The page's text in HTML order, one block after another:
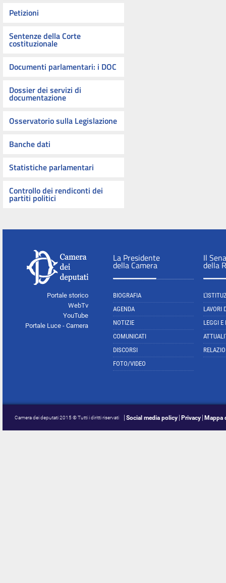
Petizioni
Sentenze della Corte
costituzionale
Documenti parlamentari: i DOC
Dossier dei servizi di
documentazione
Osservatorio sulla Legislazione
Banche dati
Statistiche parlamentari
Controllo dei rendiconti dei
partiti politici
Portale storico
WebTv
YouTube
Portale Luce - Camera
La Presidente
della Camera
BIOGRAFIA
AGENDA
NOTIZIE
COMUNICATI
DISCORSI
FOTO/VIDEO
Il
della
LAVORI
LEGGI E
Camera dei deputati 2015 © Tutti i diritti riservati Social media policy Privacy Mappa